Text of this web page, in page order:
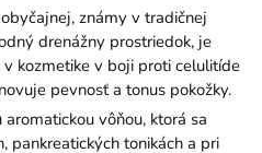
známy v tradičnej
drenážny prostriedok, je
kozmetike v boji proti celulitíde
pevnosť a tonus pokožky.
vôňou, ktorá sa
pankreatických tonikách a pri